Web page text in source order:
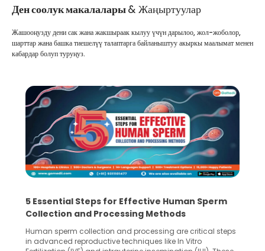
Ден соолук макалалары& Жаңыртуулар
Жашооңузду дени сак жана жакшыраак кылуу үчүн дарылоо, жол-жоболор,
шарттар жана башка тиешелүү талаптарга байланыштуу акыркы маалымат менен
кабардар болуп туруңуз.
5 Essential Steps for Effective Human Sperm
Collection and Processing Methods
Human sperm collection and processing are critical steps
in advanced reproductive techniques like In Vitro